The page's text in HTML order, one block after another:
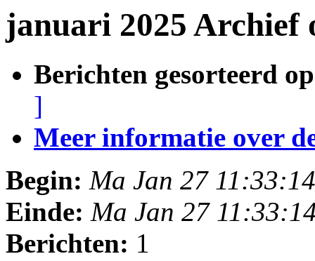
januari 2025 Archief
Berichten gesorteerd
]
Meer informatie over
Begin: Ma Jan 27
Einde: Ma Jan 27
Berichten: 1